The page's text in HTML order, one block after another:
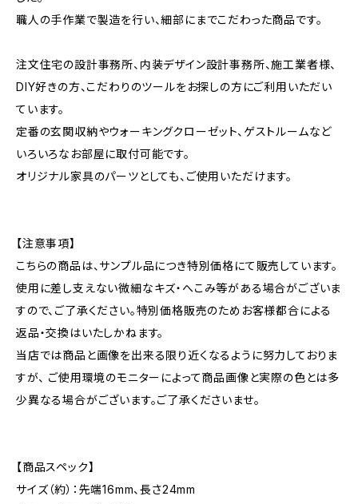
職人の手作業で製造を行い、細部にまでこだわった商品です。
注文住宅の設計事務所、内装デザイン設計事務所、施工業者様、
DIY好きの方、こだわりのツールをお探しの方にご利用いただい
ています。
定番の玄関収納やウォーキングクローゼット、ゲストルームなど
いろいろなお部屋に取付可能です。
オリジナル家具のパーツとしても、ご使用いただけます。
【注意事項】
こちらの商品は、サンプル品につき特別価格にて販売しています。
使用に差し支えない微細なキズ・へこみ等がある場合がございま
すので、ご了承ください。特別価格販売のためお客様都合による
返品・交換はいたしかねます。
当店では商品と画像を出来る限り近くなるように努力しておりま
すが、 ご使用環境のモニターによって商品画像と実際の色とは多
少異なる場合がございます。ご了承くださいませ。
【商品スペック】
サイズ（約）：先端16mm、長さ24mm